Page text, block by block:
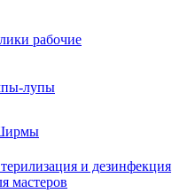
рабочие
лупы
и дезинфекция
мастеров